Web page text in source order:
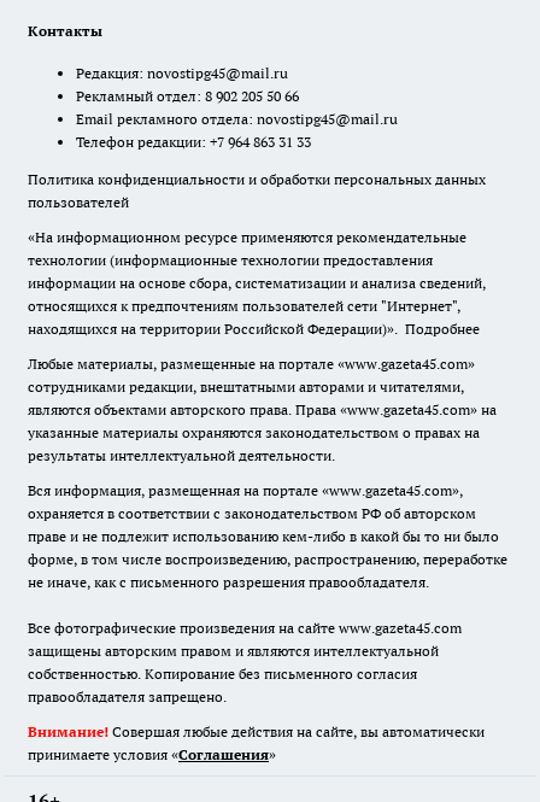
Контакты
Редакция: novostipg45@mail.ru
Рекламный отдел: 8 902 205 50 66
Email рекламного отдела: novostipg45@mail.ru
Телефон редакции: +7 964 863 31 33
Политика конфиденциальности и обработки персональных данных
пользователей
«На информационном ресурсе применяются рекомендательные
технологии (информационные технологии предоставления
информации на основе сбора, систематизации и анализа сведений,
относящихся к предпочтениям пользователей сети "Интернет",
находящихся на территории Российской Федерации)». Подробнее
Любые материалы, размещенные на портале «www.gazeta45.com»
сотрудниками редакции, внештатными авторами и читателями,
являются объектами авторского права. Права «www.gazeta45.com» на
указанные материалы охраняются законодательством о правах на
результаты интеллектуальной деятельности.
Вся информация, размещенная на портале «www.gazeta45.com»,
охраняется в соответствии с законодательством РФ об авторском
праве и не подлежит использованию кем-либо в какой бы то ни было
форме, в том числе воспроизведению, распространению, переработке
не иначе, как с письменного разрешения правообладателя.
Все фотографические произведения на сайте www.gazeta45.com
защищены авторским правом и являются интеллектуальной
собственностью. Копирование без письменного согласия
правообладателя запрещено.
Внимание! Совершая любые действия на сайте, вы автоматически
принимаете условия «Cоглашения»